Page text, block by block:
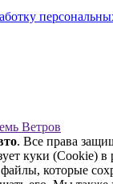
Ветров
. Все права
куки (Cookie) в
которые